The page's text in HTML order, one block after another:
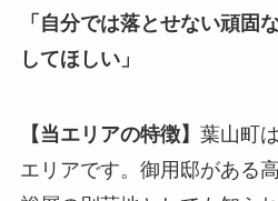
「自分では落とせない頑固
してほしい」
【当エリアの特徴】 葉山町
エリアです。御用邸がある